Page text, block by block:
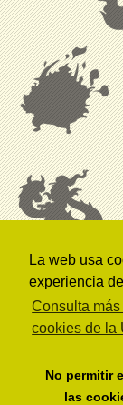
La web usa
experiencia
Consulta
cookies de la
No permitir
las